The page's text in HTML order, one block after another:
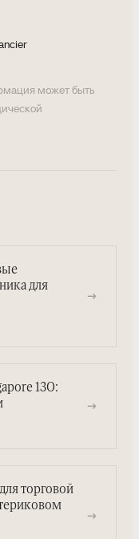
может быть
для
→
13O:
→
торговой
→